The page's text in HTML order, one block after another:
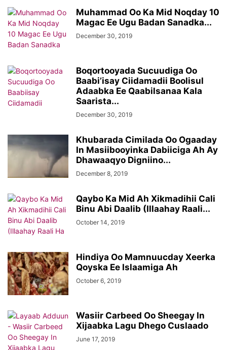
Muhammad Oo Ka Mid Noqday 10
Magac Ee Ugu Badan Sanadka...
December 30, 2019
Boqortooyada Sucuudiga Oo
Baabi’isay Ciidamadii Boolisul
Adaabka Ee Qaabilsanaa Kala
Saarista...
December 30, 2019
Khubarada Cimilada Oo Ogaaday
In Masiibooyinka Dabiiciga Ah Ay
Dhawaaqyo Digniino...
December 8, 2019
Qaybo Ka Mid Ah Xikmadihii Cali
Binu Abi Daalib (Illaahay Raali...
October 14, 2019
Hindiya Oo Mamnuucday Xeerka
Qoyska Ee Islaamiga Ah
October 6, 2019
Wasiir Carbeed Oo Sheegay In
Xijaabka Lagu Dhego Cuslaado
June 17, 2019